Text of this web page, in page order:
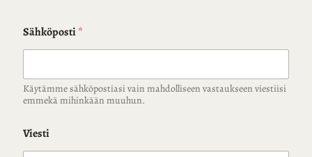
Sähköposti*
Käytämme sähköpostiasi vain mahdolliseen vastaukseen viestiisi
emmekä mihinkään muuhun.
Viesti